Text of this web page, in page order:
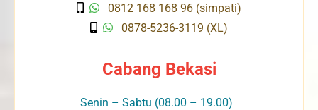
0812 168 168 96 (simpati)
0878-5236-3119 (XL)
Cabang Bekasi
Senin – Sabtu (08.00 – 19.00)